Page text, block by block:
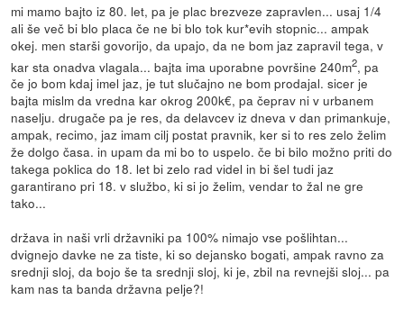
mi mamo bajto iz 80. let, pa je plac brezveze zapravlen... usaj 1/4
ali še več bi blo placa če ne bi blo tok kur*evih stopnic... ampak
okej. men starši govorijo, da upajo, da ne bom jaz zapravil tega, v
kar sta onadva vlagala... bajta ima uporabne površine 240m2, pa
če jo bom kdaj imel jaz, je tut slučajno ne bom prodajal. sicer je
bajta mislm da vredna kar okrog 200k€, pa čeprav ni v urbanem
naselju. drugače pa je res, da delavcev iz dneva v dan primankuje,
ampak, recimo, jaz imam cilj postat pravnik, ker si to res zelo želim
že dolgo časa. in upam da mi bo to uspelo. če bi bilo možno priti do
takega poklica do 18. let bi zelo rad videl in bi šel tudi jaz
garantirano pri 18. v službo, ki si jo želim, vendar to žal ne gre
tako...
država in naši vrli državniki pa 100% nimajo vse pošlihtan...
dvignejo davke ne za tiste, ki so dejansko bogati, ampak ravno za
srednji sloj, da bojo še ta srednji sloj, ki je, zbil na revnejši sloj... pa
kam nas ta banda državna pelje?!